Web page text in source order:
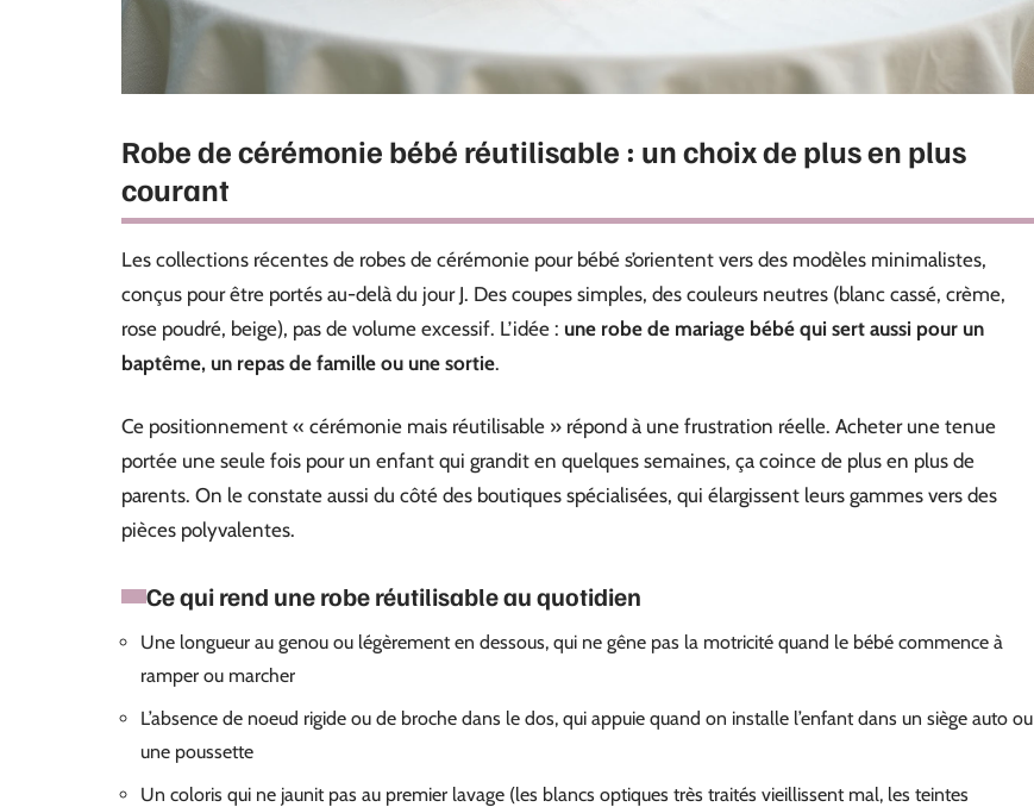
Robe de cérémonie bébé réutilisable : un choix de plus en plus
courant
Les collections récentes de robes de cérémonie pour bébé s’orientent vers des modèles minimalistes,
conçus pour être portés au-delà du jour J. Des coupes simples, des couleurs neutres (blanc cassé, crème,
rose poudré, beige), pas de volume excessif. L’idée : une robe de mariage bébé qui sert aussi pour un
baptême, un repas de famille ou une sortie.
Ce positionnement « cérémonie mais réutilisable » répond à une frustration réelle. Acheter une tenue
portée une seule fois pour un enfant qui grandit en quelques semaines, ça coince de plus en plus de
parents. On le constate aussi du côté des boutiques spécialisées, qui élargissent leurs gammes vers des
pièces polyvalentes.
Ce qui rend une robe réutilisable au quotidien
Une longueur au genou ou légèrement en dessous, qui ne gêne pas la motricité quand le bébé commence à
ramper ou marcher
L’absence de noeud rigide ou de broche dans le dos, qui appuie quand on installe l’enfant dans un siège auto ou
une poussette
Un coloris qui ne jaunit pas au premier lavage (les blancs optiques très traités vieillissent mal, les teintes